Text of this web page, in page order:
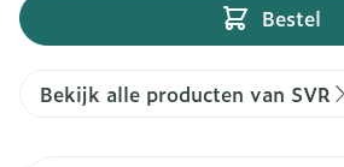
Bestel
Bekijk alle producten van SVR